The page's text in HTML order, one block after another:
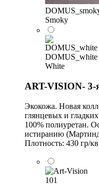
Smoky
DOMUS_white
White
ART-VISION- 3-
Экокожа. Новая
глянцевых и
100% полиуретан.
истиранию
Плотность: 430 гр/